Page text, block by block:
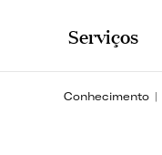
Serviços
Conhecimento